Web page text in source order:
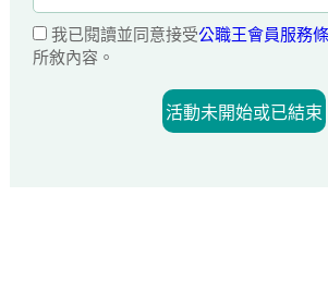
我已閱讀並同意接受公職王會員服務
所敘內容。
活動未開始或已結束